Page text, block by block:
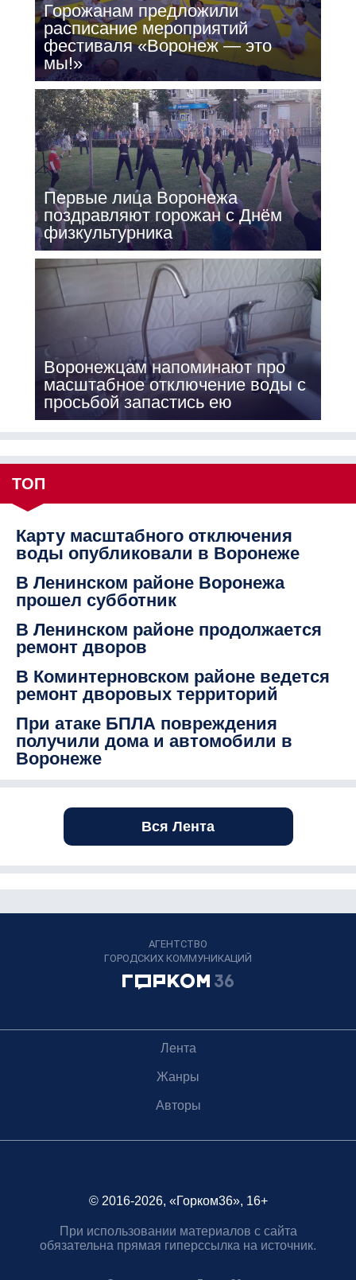
Горожанам предложили
расписание мероприятий
фестиваля «Воронеж — это
мы!»
Первые лица Воронежа
поздравляют горожан с Днём
физкультурника
Воронежцам напоминают про
масштабное отключение воды с
просьбой запастись ею
ТОП
Карту масштабного отключения
воды опубликовали в Воронеже
В Ленинском районе Воронежа
прошел субботник
В Ленинском районе продолжается
ремонт дворов
В Коминтерновском районе ведется
ремонт дворовых территорий
При атаке БПЛА повреждения
получили дома и автомобили в
Воронеже
Вся Лента
АГЕНТСТВО
ГОРОДСКИХ КОММУНИКАЦИЙ
Лента
Жанры
Авторы
© 2016-2026, «Горком36», 16+
При использовании материалов с сайта
обязательна прямая гиперссылка на источник.